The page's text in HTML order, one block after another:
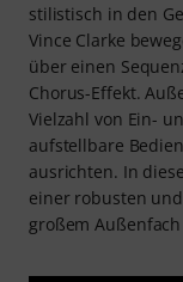
stilistisch in den
Vince Clarke
über einen
Chorus-Effekt.
Vielzahl von Ein-
aufstellbare
ausrichten. In
einer robusten
großem